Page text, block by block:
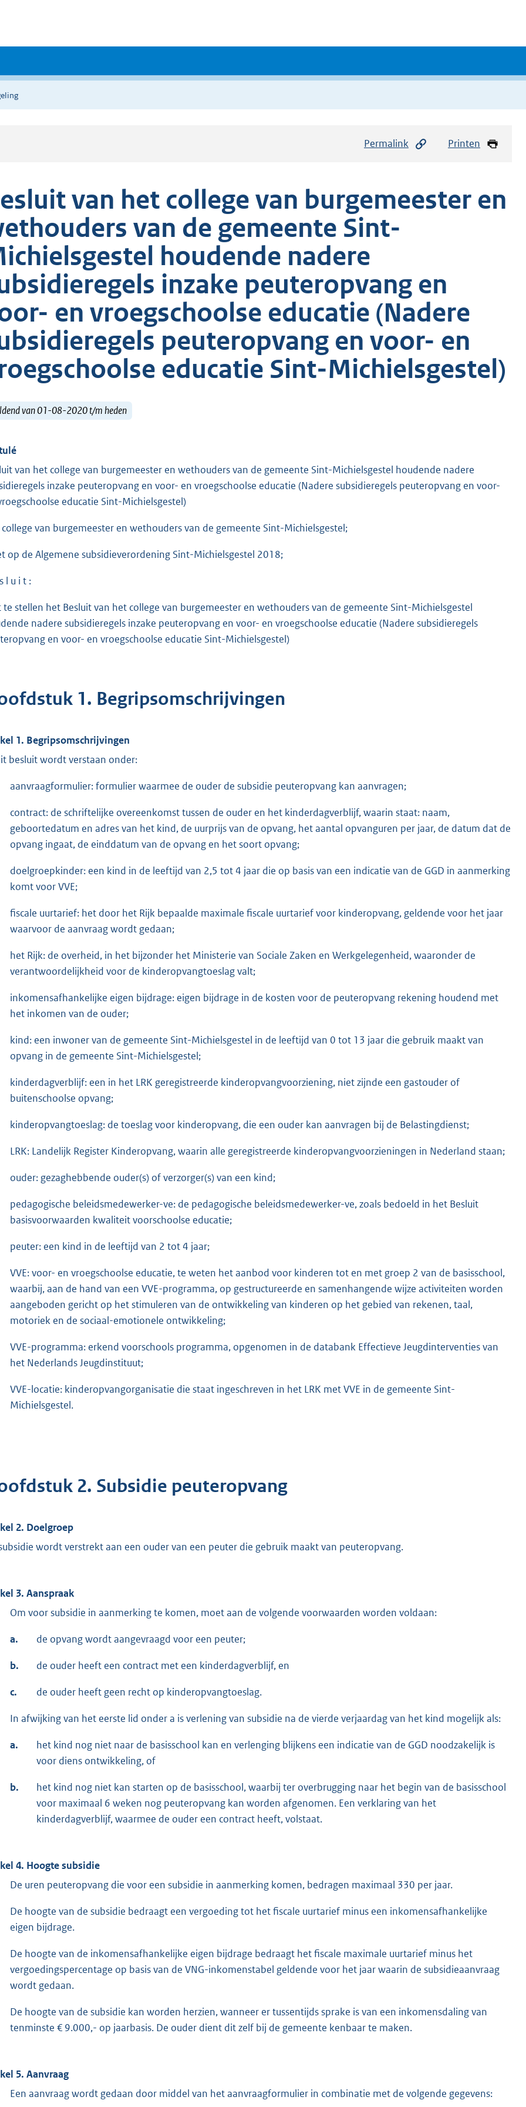
Permalink Printen
van het college van burgemeester en
van de gemeente Sint-
houdende nadere
inzake peuteropvang en
en vroegschoolse educatie (Nadere
peuteropvang en voor- en
educatie Sint-Michielsgestel)
van 01-08-2020 t/m heden
van het college van burgemeester en wethouders van de gemeente Sint-Michielsgestel houdende nadere
inzake peuteropvang en voor- en vroegschoolse educatie (Nadere subsidieregels peuteropvang en voor-
educatie Sint-Michielsgestel)
van burgemeester en wethouders van de gemeente Sint-Michielsgestel;
op de Algemene subsidieverordening Sint-Michielsgestel 2018;
l u i t :
te stellen het Besluit van het college van burgemeester en wethouders van de gemeente Sint-Michielsgestel
nadere subsidieregels inzake peuteropvang en voor- en vroegschoolse educatie (Nadere subsidieregels
en voor- en vroegschoolse educatie Sint-Michielsgestel)
1. Begripsomschrijvingen
1. Begripsomschrijvingen
besluit wordt verstaan onder:
aanvraagformulier: formulier waarmee de ouder de subsidie peuteropvang kan aanvragen;
contract: de schriftelijke overeenkomst tussen de ouder en het kinderdagverblijf, waarin staat: naam,
geboortedatum en adres van het kind, de uurprijs van de opvang, het aantal opvanguren per jaar, de datum dat de
opvang ingaat, de einddatum van de opvang en het soort opvang;
doelgroepkinder: een kind in de leeftijd van 2,5 tot 4 jaar die op basis van een indicatie van de GGD in aanmerking
komt voor VVE;
fiscale uurtarief: het door het Rijk bepaalde maximale fiscale uurtarief voor kinderopvang, geldende voor het jaar
waarvoor de aanvraag wordt gedaan;
het Rijk: de overheid, in het bijzonder het Ministerie van Sociale Zaken en Werkgelegenheid, waaronder de
verantwoordelijkheid voor de kinderopvangtoeslag valt;
inkomensafhankelijke eigen bijdrage: eigen bijdrage in de kosten voor de peuteropvang rekening houdend met
het inkomen van de ouder;
kind: een inwoner van de gemeente Sint-Michielsgestel in de leeftijd van 0 tot 13 jaar die gebruik maakt van
opvang in de gemeente Sint-Michielsgestel;
kinderdagverblijf: een in het LRK geregistreerde kinderopvangvoorziening, niet zijnde een gastouder of
buitenschoolse opvang;
kinderopvangtoeslag: de toeslag voor kinderopvang, die een ouder kan aanvragen bij de Belastingdienst;
LRK: Landelijk Register Kinderopvang, waarin alle geregistreerde kinderopvangvoorzieningen in Nederland staan;
ouder: gezaghebbende ouder(s) of verzorger(s) van een kind;
pedagogische beleidsmedewerker-ve: de pedagogische beleidsmedewerker-ve, zoals bedoeld in het Besluit
basisvoorwaarden kwaliteit voorschoolse educatie;
peuter: een kind in de leeftijd van 2 tot 4 jaar;
VVE: voor- en vroegschoolse educatie, te weten het aanbod voor kinderen tot en met groep 2 van de basisschool,
waarbij, aan de hand van een VVE-programma, op gestructureerde en samenhangende wijze activiteiten worden
aangeboden gericht op het stimuleren van de ontwikkeling van kinderen op het gebied van rekenen, taal,
motoriek en de sociaal-emotionele ontwikkeling;
VVE-programma: erkend voorschools programma, opgenomen in de databank Effectieve Jeugdinterventies van
het Nederlands Jeugdinstituut;
VVE-locatie: kinderopvangorganisatie die staat ingeschreven in het LRK met VVE in de gemeente Sint-
Michielsgestel.
2. Subsidie peuteropvang
2. Doelgroep
wordt verstrekt aan een ouder van een peuter die gebruik maakt van peuteropvang.
3. Aanspraak
Om voor subsidie in aanmerking te komen, moet aan de volgende voorwaarden worden voldaan:
a. de opvang wordt aangevraagd voor een peuter;
b. de ouder heeft een contract met een kinderdagverblijf, en
c. de ouder heeft geen recht op kinderopvangtoeslag.
In afwijking van het eerste lid onder a is verlening van subsidie na de vierde verjaardag van het kind mogelijk als:
a.
het kind nog niet naar de basisschool kan en verlenging blijkens een indicatie van de GGD noodzakelijk is
voor diens ontwikkeling, of
b.
het kind nog niet kan starten op de basisschool, waarbij ter overbrugging naar het begin van de basisschool
voor maximaal 6 weken nog peuteropvang kan worden afgenomen. Een verklaring van het
kinderdagverblijf, waarmee de ouder een contract heeft, volstaat.
4. Hoogte subsidie
De uren peuteropvang die voor een subsidie in aanmerking komen, bedragen maximaal 330 per jaar.
De hoogte van de subsidie bedraagt een vergoeding tot het fiscale uurtarief minus een inkomensafhankelijke
eigen bijdrage.
De hoogte van de inkomensafhankelijke eigen bijdrage bedraagt het fiscale maximale uurtarief minus het
vergoedingspercentage op basis van de VNG-inkomenstabel geldende voor het jaar waarin de subsidieaanvraag
wordt gedaan.
De hoogte van de subsidie kan worden herzien, wanneer er tussentijds sprake is van een inkomensdaling van
tenminste € 9.000,- op jaarbasis. De ouder dient dit zelf bij de gemeente kenbaar te maken.
5. Aanvraag
Een aanvraag wordt gedaan door middel van het aanvraagformulier in combinatie met de volgende gegevens: